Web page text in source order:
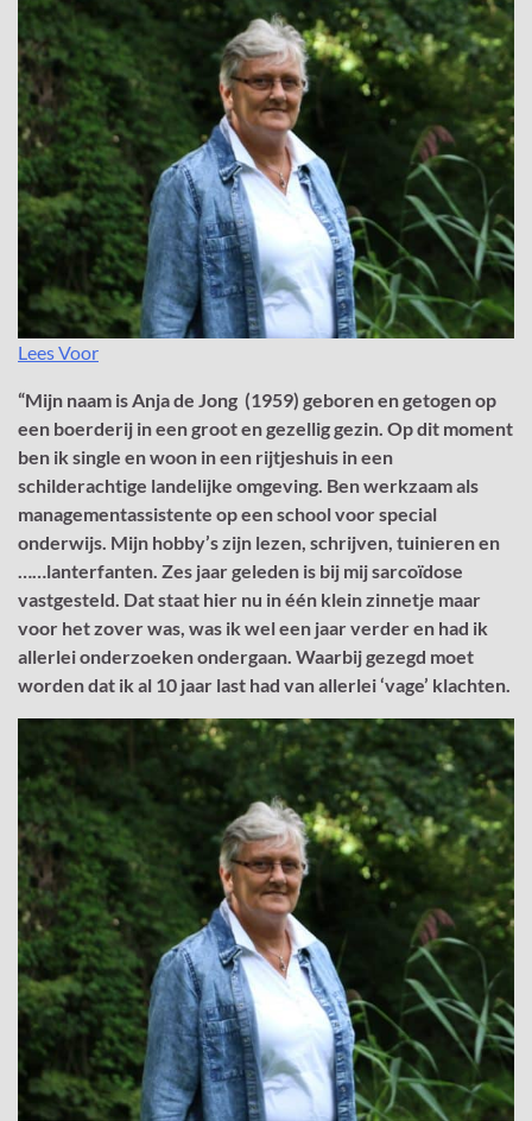
Lees Voor
“Mijn naam is Anja de Jong (1959) geboren en getogen op
een boerderij in een groot en gezellig gezin. Op dit moment
ben ik single en woon in een rijtjeshuis in een
schilderachtige landelijke omgeving. Ben werkzaam als
managementassistente op een school voor special
onderwijs. Mijn hobby’s zijn lezen, schrijven, tuinieren en
……lanterfanten. Zes jaar geleden is bij mij sarcoïdose
vastgesteld. Dat staat hier nu in één klein zinnetje maar
voor het zover was, was ik wel een jaar verder en had ik
allerlei onderzoeken ondergaan. Waarbij gezegd moet
worden dat ik al 10 jaar last had van allerlei ‘vage’ klachten.